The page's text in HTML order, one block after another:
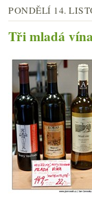
PONDĚLÍ 14.
Tři mladá